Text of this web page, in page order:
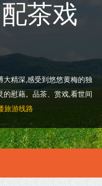
茶戏
大精深,感受到悠悠黄梅的独
慰藉。品茶、赏戏,看世间
旅游线路